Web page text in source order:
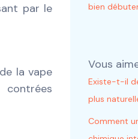
par le
la vape
bien
Vous
Existe-t-il
plus
Comment